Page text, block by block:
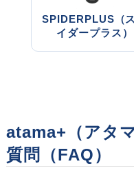
SPIDERPLUS（
イダープラス）
atama+（アタ
質問（FAQ）